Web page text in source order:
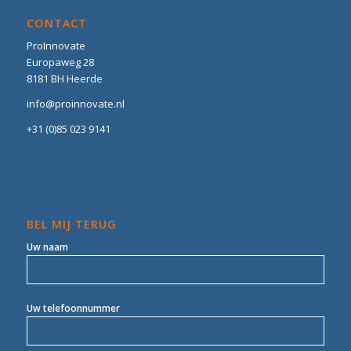
CONTACT
ProInnovate
Europaweg 28
8181 BH Heerde
info@proinnovate.nl
+31 (0)85 023 9141
BEL MIJ TERUG
Uw naam
Uw telefoonnummer